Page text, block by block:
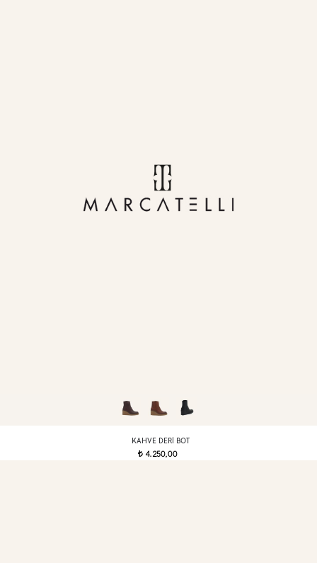
KAHVE DERI BOT
t 4.250,00